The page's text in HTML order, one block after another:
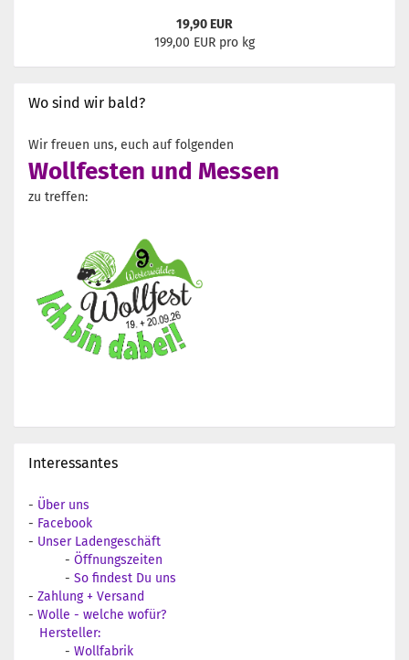
19,90 EUR
199,00 EUR pro kg
Wo sind wir bald?
Wir freuen uns, euch auf folgenden
Wollfesten und Messen
zu treffen:
Interessantes
- Über uns
- Facebook
- Unser Ladengeschäft
- Öffnungszeiten
- So findest Du uns
- Zahlung + Versand
- Wolle - welche wofür?
Hersteller:
- Wollfabrik